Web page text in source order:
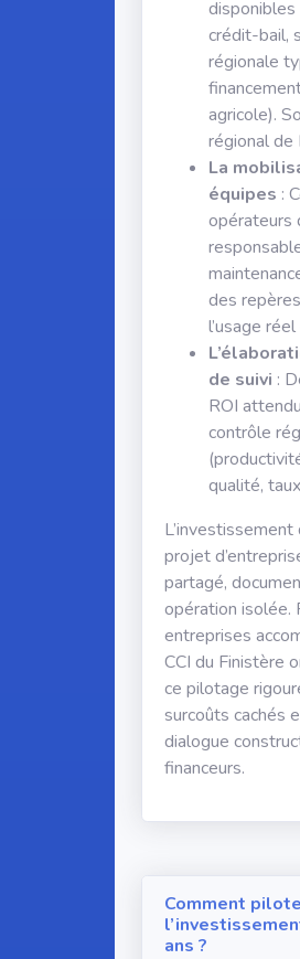
disponibles
crédit-bail,
régionale
agricole).
régional de
La
équipes :
opérateurs
des
l’usage
de suivi :
ROI
contrôle
qualité,
projet
partagé,
opération isolée.
entreprises
CCI du Finistère
ce pilotage
surcoûts cachés
dialogue
financeurs.
Comment
ans ?